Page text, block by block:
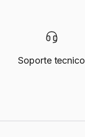
Soporte tecnico